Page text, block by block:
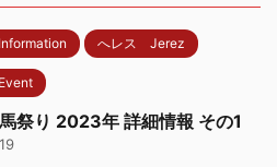
へレス Jerez
祭り 2023年 詳細情報 その1